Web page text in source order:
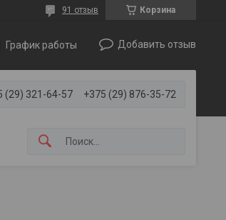
Корзина
91 отзыв
График работы Добавить отзыв
(29) 321-64-57 +375 (29) 876-35-72